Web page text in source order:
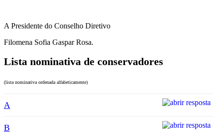
A Presidente do Conselho Diretivo
Filomena Sofia Gaspar Rosa.
Lista nominativa de conservadores
(lista nominativa ordenada alfabeticamente)
A
B